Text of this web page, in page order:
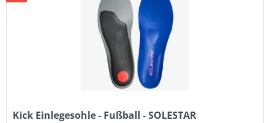
Kick Einlegesohle - Fußball - SOLESTAR